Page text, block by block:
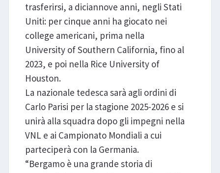
trasferirsi, a diciannove anni, negli Stati
Uniti: per cinque anni ha giocato nei
college americani, prima nella
University of Southern California, fino al
2023, e poi nella Rice University of
Houston.
La nazionale tedesca sarà agli ordini di
Carlo Parisi per la stagione 2025-2026 e si
unirà alla squadra dopo gli impegni nella
VNL e ai Campionato Mondiali a cui
parteciperà con la Germania.
“Bergamo è una grande storia di